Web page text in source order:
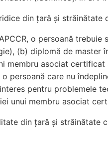
din țară și străinătate
o persoană
(b) diplomă de
membru asociat
persoană care nu
pentru problemele
unui membru asociat
din țară și străinătate